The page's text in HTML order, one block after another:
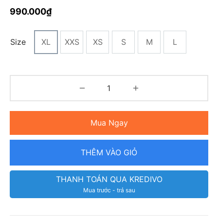
990.000₫
Size XL XXS XS S M L
Mua Ngay
THÊM VÀO GIỎ
THANH TOÁN QUA KREDIVO
Mua trước - trả sau